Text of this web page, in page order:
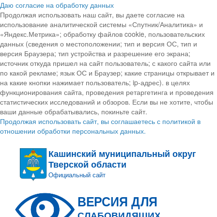
Даю согласие на обработку данных
Продолжая использовать наш сайт, вы даете согласие на
использование аналитической системы «Спутник/Аналитика» и
«Яндекс.Метрика»; обработку файлов cookie, пользовательских
данных (сведения о местоположении; тип и версия ОС, тип и
версия Браузера; тип устройства и разрешение его экрана;
источник откуда пришел на сайт пользователь; с какого сайта или
по какой рекламе; язык ОС и Браузер; какие страницы открывает и
на какие кнопки нажимает пользователь; ip-адрес). в целях
функционирования сайта, проведения ретаргетинга и проведения
статистических исследований и обзоров. Если вы не хотите, чтобы
ваши данные обрабатывались, покиньте сайт.
Продолжая использовать сайт, вы соглашаетесь с политикой в
отношении обработки персональных данных.